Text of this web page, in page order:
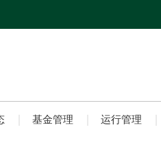
基金管理 运行管理